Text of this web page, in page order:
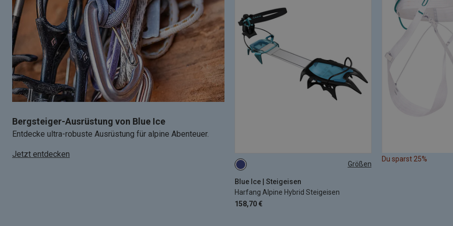
Bergsteiger-Ausrüstung von Blue Ice
Entdecke ultra-robuste Ausrüstung für alpine Abenteuer.
Jetzt entdecken
Größen
Blue Ice | Steigeisen
Harfang Alpine Hybrid Steigeisen
158,70 €
EU 34-47
Du sparst 25%